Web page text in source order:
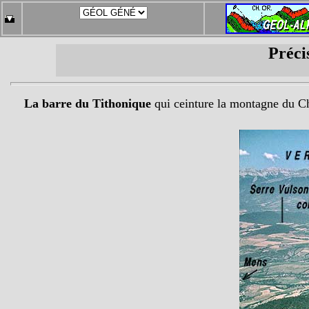
La barre du Tithonique qui ceinture la montagne du